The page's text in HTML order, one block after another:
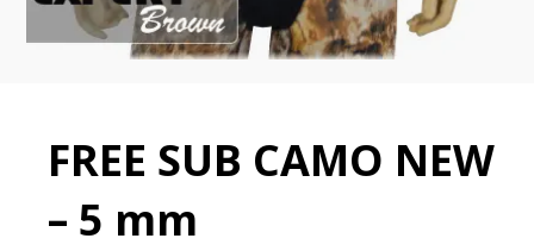
FREE SUB CAMO NEW
– 5 mm